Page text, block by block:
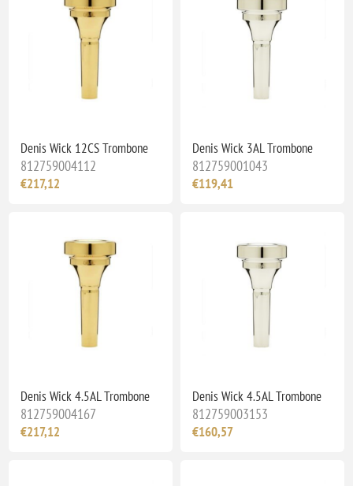
Denis Wick 12CS Trombone
812759004112
€217,12
Denis Wick 3AL Trombone
812759001043
€119,41
Denis Wick 4.5AL Trombone
812759004167
€217,12
Denis Wick 4.5AL Trombone
812759003153
€160,57